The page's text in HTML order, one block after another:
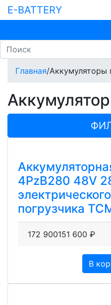
E-BATTERY
Главная/Аккумуляторы
4PzB280 48V
погрузчика
172 900151 600 ₽
В